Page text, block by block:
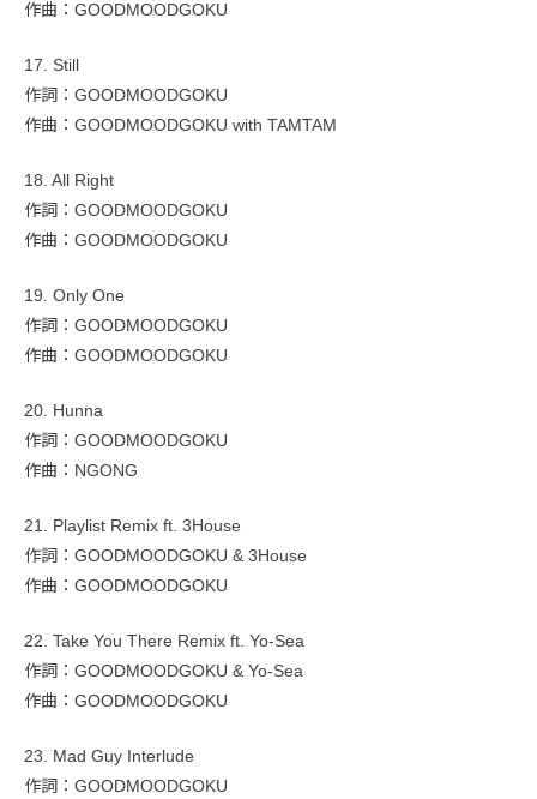
作曲：GOODMOODGOKU
17. Still
作詞：GOODMOODGOKU
作曲：GOODMOODGOKU with TAMTAM
18. All Right
作詞：GOODMOODGOKU
作曲：GOODMOODGOKU
19. Only One
作詞：GOODMOODGOKU
作曲：GOODMOODGOKU
20. Hunna
作詞：GOODMOODGOKU
作曲：NGONG
21. Playlist Remix ft. 3House
作詞：GOODMOODGOKU & 3House
作曲：GOODMOODGOKU
22. Take You There Remix ft. Yo-Sea
作詞：GOODMOODGOKU & Yo-Sea
作曲：GOODMOODGOKU
23. Mad Guy Interlude
作詞：GOODMOODGOKU